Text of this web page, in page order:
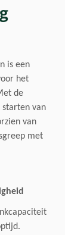
is een
het
de
van
van
met